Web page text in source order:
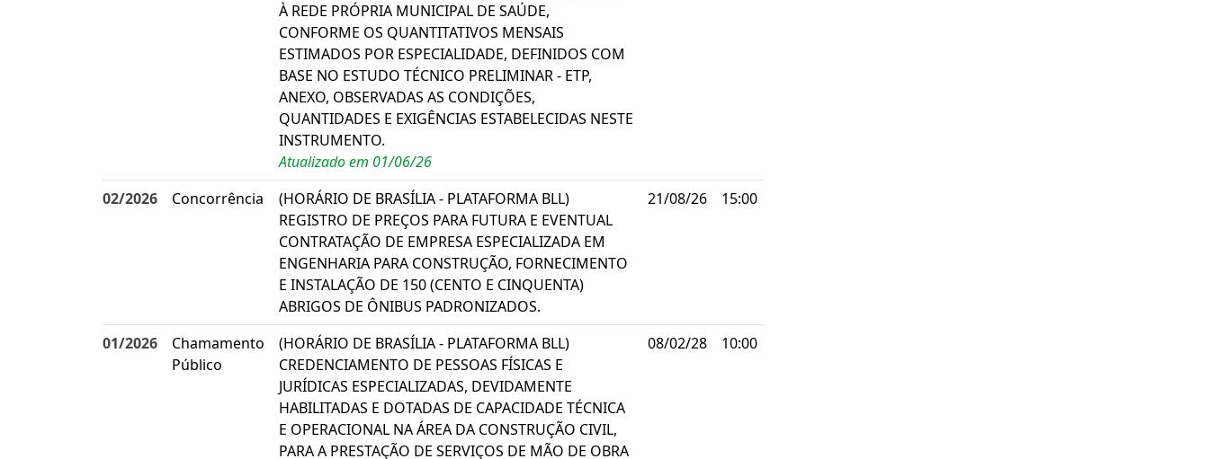
À REDE PRÓPRIA MUNICIPAL DE SAÚDE,
CONFORME OS QUANTITATIVOS MENSAIS
ESTIMADOS POR ESPECIALIDADE, DEFINIDOS COM
BASE NO ESTUDO TÉCNICO PRELIMINAR - ETP,
ANEXO, OBSERVADAS AS CONDIÇÕES,
QUANTIDADES E EXIGÊNCIAS ESTABELECIDAS NESTE
INSTRUMENTO.
Atualizado em 01/06/26
02/2026 Concorrência
(HORÁRIO DE BRASÍLIA - PLATAFORMA BLL)
REGISTRO DE PREÇOS PARA FUTURA E EVENTUAL
CONTRATAÇÃO DE EMPRESA ESPECIALIZADA EM
ENGENHARIA PARA CONSTRUÇÃO, FORNECIMENTO
E INSTALAÇÃO DE 150 (CENTO E CINQUENTA)
ABRIGOS DE ÔNIBUS PADRONIZADOS.
21/08/26 15:00
01/2026
Chamamento
Público
(HORÁRIO DE BRASÍLIA - PLATAFORMA BLL)
CREDENCIAMENTO DE PESSOAS FÍSICAS E
JURÍDICAS ESPECIALIZADAS, DEVIDAMENTE
HABILITADAS E DOTADAS DE CAPACIDADE TÉCNICA
E OPERACIONAL NA ÁREA DA CONSTRUÇÃO CIVIL,
PARA A PRESTAÇÃO DE SERVIÇOS DE MÃO DE OBRA
08/02/28 10:00